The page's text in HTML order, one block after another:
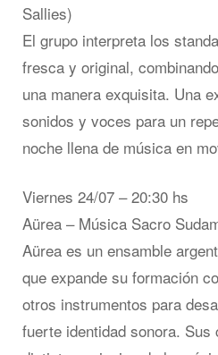
Sallies)
El grupo interpreta los
fresca y original,
una manera exquisita. Una
sonidos y voces para un
noche llena de música en
Viernes 24/07 – 20:30 hs
Aürea – Música Sacro
Aürea es un ensamble
que expande su formación
otros instrumentos para
fuerte identidad sonora.